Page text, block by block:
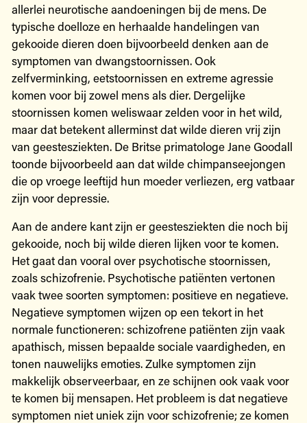
allerlei neurotische aandoeningen bij de mens. De
typische doelloze en herhaalde handelingen van
gekooide dieren doen bijvoorbeeld denken aan de
symptomen van dwangstoornissen. Ook
zelfverminking, eetstoornissen en extreme agressie
komen voor bij zowel mens als dier. Dergelijke
stoornissen komen weliswaar zelden voor in het wild,
maar dat betekent allerminst dat wilde dieren vrij zijn
van geestesziekten. De Britse primatologe Jane Goodall
toonde bijvoorbeeld aan dat wilde chimpanseejongen
die op vroege leeftijd hun moeder verliezen, erg vatbaar
zijn voor depressie.
Aan de andere kant zijn er geestesziekten die noch bij
gekooide, noch bij wilde dieren lijken voor te komen.
Het gaat dan vooral over psychotische stoornissen,
zoals schizofrenie. Psychotische patiënten vertonen
vaak twee soorten symptomen: positieve en negatieve.
Negatieve symptomen wijzen op een tekort in het
normale functioneren: schizofrene patiënten zijn vaak
apathisch, missen bepaalde sociale vaardigheden, en
tonen nauwelijks emoties. Zulke symptomen zijn
makkelijk observeerbaar, en ze schijnen ook vaak voor
te komen bij mensapen. Het probleem is dat negatieve
symptomen niet uniek zijn voor schizofrenie; ze komen